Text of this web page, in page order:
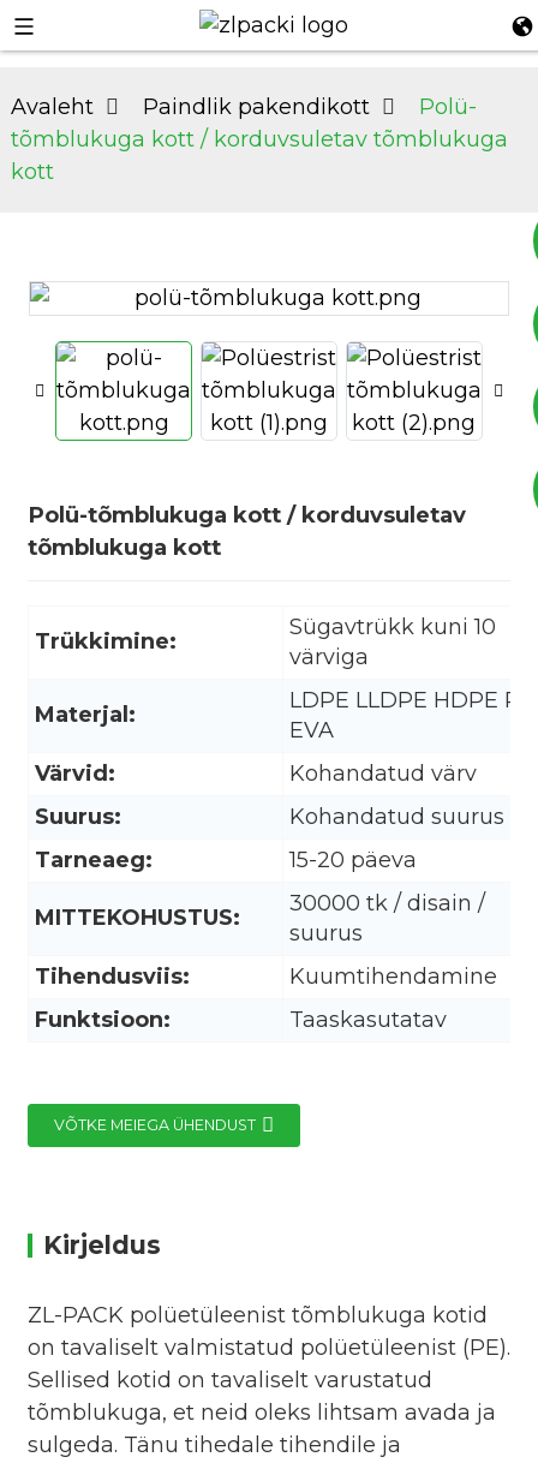
+8619953939264
Avaleht Paindlik pakendikott
Polü-
tõmblukuga kott / korduvsuletav tõmblukuga
kott
Polü-tõmblukuga kott / korduvsuletav
tõmblukuga kott
Trükkimine:
Sügavtrükk kuni 10
värviga
Materjal:
LDPE LLDPE HDPE PO
EVA
Värvid:
Kohandatud värv
Suurus:
Kohandatud suurus
Tarneaeg:
15-20 päeva
MITTEKOHUSTUS:
30000 tk / disain /
suurus
Tihendusviis:
Kuumtihendamine
Funktsioon:
Taaskasutatav
VÕTKE MEIEGA ÜHENDUST
Kirjeldus
ZL-PACK polüetüleenist tõmblukuga kotid
on tavaliselt valmistatud polüetüleenist (PE).
Sellised kotid on tavaliselt varustatud
tõmblukuga, et neid oleks lihtsam avada ja
sulgeda. Tänu tihedale tihendile ja